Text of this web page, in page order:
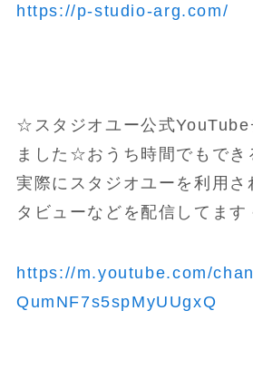
https://p-studio-arg.com/
☆スタジオユー公式YouTube
ました☆おうち時間でもでき
実際にスタジオユーを利用さ
タビューなどを配信してます
https://m.youtube.com/
QumNF7s5spMyUUgxQ